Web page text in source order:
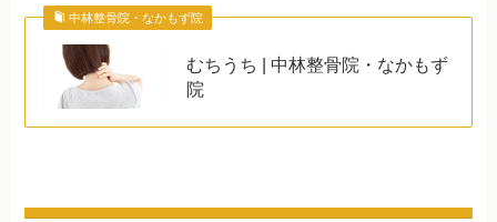
中林整骨院・なかもず院
むちうち | 中林整骨院・なかもず
院